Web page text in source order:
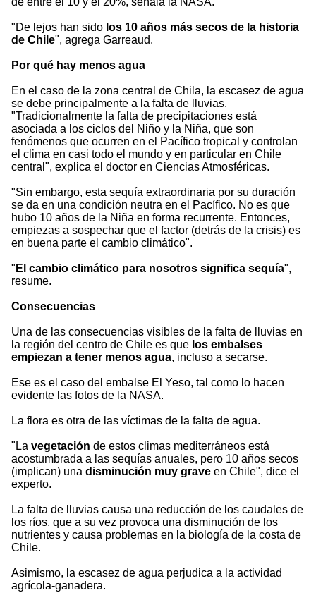
"De lejos han sido los 10 años más secos de la historia
de Chile", agrega Garreaud.
Por qué hay menos agua
En el caso de la zona central de Chila, la escasez de agua
se debe principalmente a la falta de lluvias.
"Tradicionalmente la falta de precipitaciones está
asociada a los ciclos del Niño y la Niña, que son
fenómenos que ocurren en el Pacífico tropical y controlan
el clima en casi todo el mundo y en particular en Chile
central", explica el doctor en Ciencias Atmosféricas.
"Sin embargo, esta sequía extraordinaria por su duración
se da en una condición neutra en el Pacífico. No es que
hubo 10 años de la Niña en forma recurrente. Entonces,
empiezas a sospechar que el factor (detrás de la crisis) es
en buena parte el cambio climático".
" El cambio climático para nosotros significa sequía",
resume.
Consecuencias
Una de las consecuencias visibles de la falta de lluvias en
la región del centro de Chile es que los embalses
empiezan a tener menos agua, incluso a secarse.
Ese es el caso del embalse El Yeso, tal como lo hacen
evidente las fotos de la NASA.
La flora es otra de las víctimas de la falta de agua.
"La vegetación de estos climas mediterráneos está
acostumbrada a las sequías anuales, pero 10 años secos
(implican) una disminución muy grave en Chile", dice el
experto.
La falta de lluvias causa una reducción de los caudales de
los ríos, que a su vez provoca una disminución de los
nutrientes y causa problemas en la biología de la costa de
Chile.
Asimismo, la escasez de agua perjudica a la actividad
agrícola-ganadera.